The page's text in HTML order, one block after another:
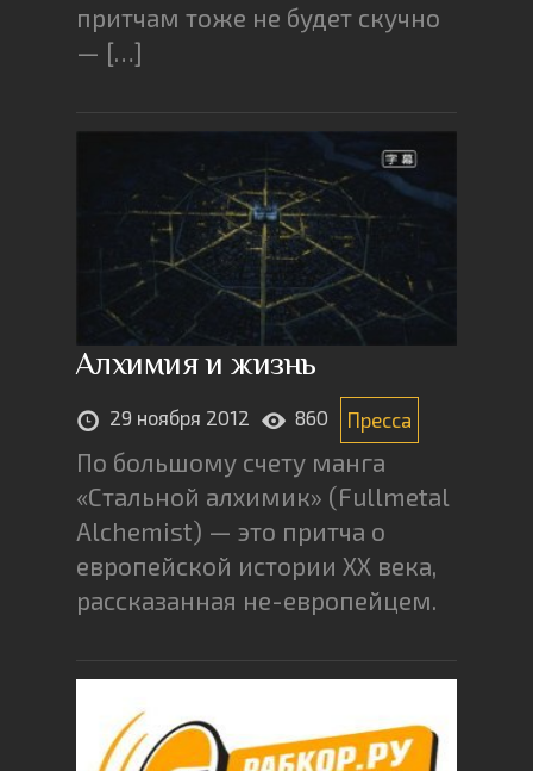
притчам тоже не будет скучно
— […]
Алхимия и жизнь
29 ноября 2012 860 Пресса
По большому счету манга
«Стальной алхимик» (Fullmetal
Alchemist) — это притча о
европейской истории XX века,
рассказанная не-европейцем.